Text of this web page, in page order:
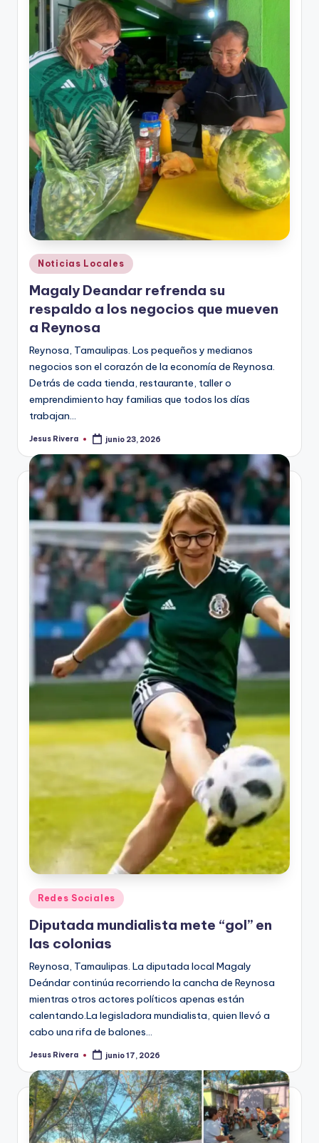
Publicado
en
Noticias Locales
Magaly Deandar refrenda su
respaldo a los negocios que mueven
a Reynosa
Reynosa, Tamaulipas. Los pequeños y medianos
negocios son el corazón de la economía de Reynosa.
Detrás de cada tienda, restaurante, taller o
emprendimiento hay familias que todos los días
trabajan…
Publicado
Jesus Rivera junio 23, 2026
Publicado
en
Redes Sociales
Diputada mundialista mete “gol” en
las colonias
Reynosa, Tamaulipas. La diputada local Magaly
Deándar continúa recorriendo la cancha de Reynosa
mientras otros actores políticos apenas están
calentando.La legisladora mundialista, quien llevó a
cabo una rifa de balones…
Publicado
Jesus Rivera junio 17, 2026